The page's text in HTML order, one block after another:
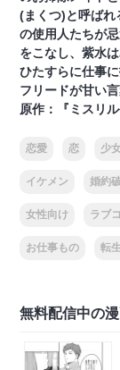
(まくつ)と呼ばれ
の使用人たちが
をこなし、紫水
ひたすらに仕事
フリードが甘い
原作：『ミスリ
恋愛 恋 少
イケメン 婚約
女性向け ラブ
お仕事もの 転
無料配信中の